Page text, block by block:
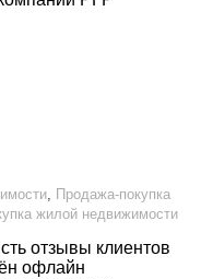
, Продажа-покупка
жилой недвижимости